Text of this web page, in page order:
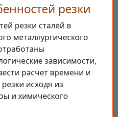
резки
резки сталей в
металлургического
зависимости,
расчет времени и
исходя из
и химического